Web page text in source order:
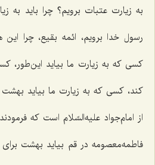
به زیارت عتبات برویم؟ چرا باید به
رسول خدا برویم، ائمه بقیع، چرا
كسی كه به زیارت ما بیاید این‌طور،
كند، كسی كه به زیارت ما بیاید
از امام‌جواد علیه‌السّلام است كه
فاطمه‌معصومه در قم بیاید بهشت